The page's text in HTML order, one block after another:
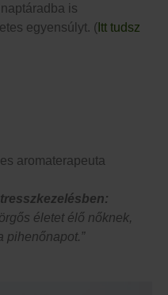
is
egyensúlyt. ( Itt tudsz
aromaterapeuta
életet élő nőknek,
pihenőnapot.”